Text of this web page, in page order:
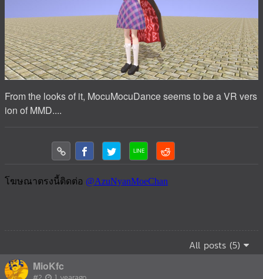
From the looks of it, MocuMocuDance seems to be a VR vers
ion of MMD....
All posts (5)
MioKfc